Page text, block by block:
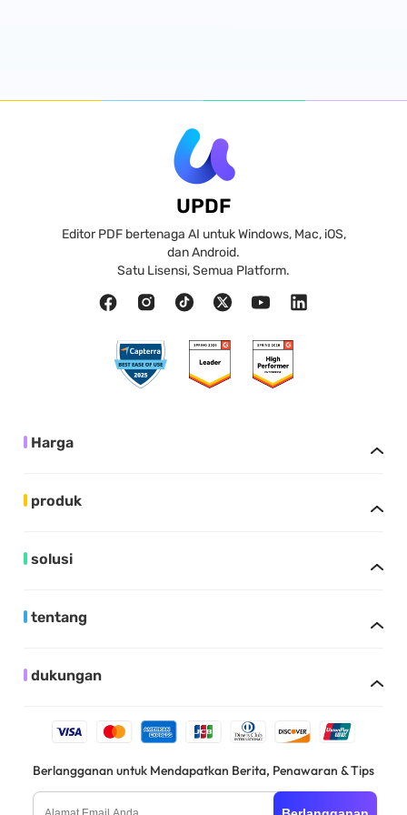
UPDF
Editor PDF bertenaga AI untuk Windows, Mac, iOS,
dan Android.
Satu Lisensi, Semua Platform.
Harga
produk
solusi
tentang
dukungan
Berlangganan untuk Mendapatkan Berita, Penawaran & Tips